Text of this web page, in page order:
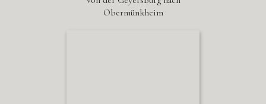
Obermünkheim